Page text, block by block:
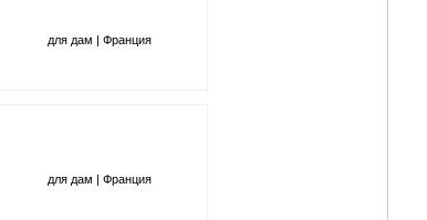
для дам | Франция
для дам | Франция